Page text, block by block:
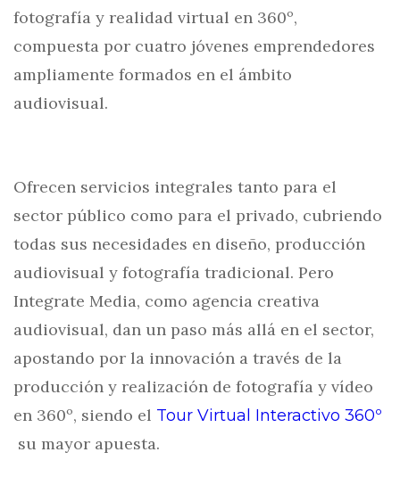
fotografía y realidad virtual en 360º,
compuesta por cuatro jóvenes emprendedores
ampliamente formados en el ámbito
audiovisual.
Ofrecen servicios integrales tanto para el
sector público como para el privado, cubriendo
todas sus necesidades en diseño, producción
audiovisual y fotografía tradicional. Pero
Integrate Media, como agencia creativa
audiovisual, dan un paso más allá en el sector,
apostando por la innovación a través de la
producción y realización de fotografía y vídeo
en 360º, siendo el Tour Virtual Interactivo 360º
su mayor apuesta.